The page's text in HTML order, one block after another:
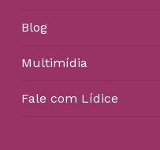
Blog
Multimídia
Fale com Lídice